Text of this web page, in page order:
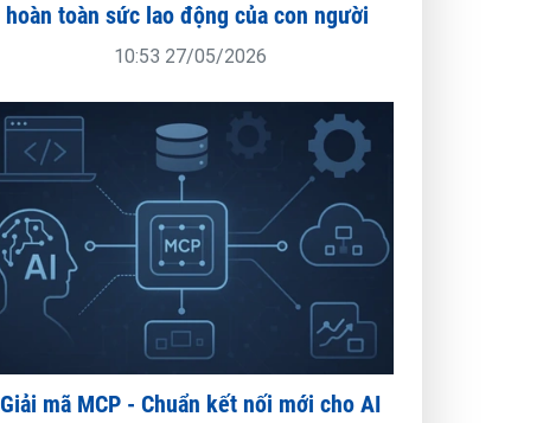
hoàn toàn sức lao động của con người
10:53 27/05/2026
Giải mã MCP - Chuẩn kết nối mới cho AI